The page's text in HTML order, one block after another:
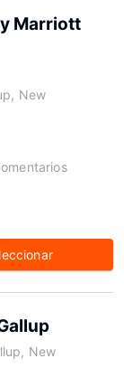
Marriott
New
New